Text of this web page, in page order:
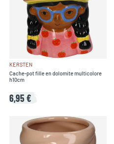
KERSTEN
Cache-pot fille en dolomite multicolore
h10cm
6,95 €